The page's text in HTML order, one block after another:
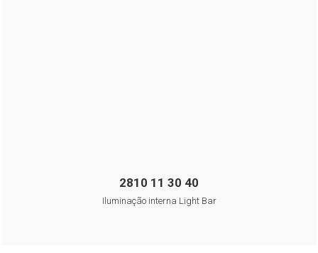
2810 11 30 40
Iluminação interna Light Bar